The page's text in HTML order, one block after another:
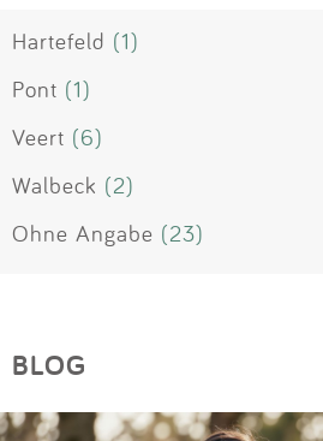
Hartefeld (1)
Pont (1)
Veert (6)
Walbeck (2)
Ohne Angabe (23)
BLOG